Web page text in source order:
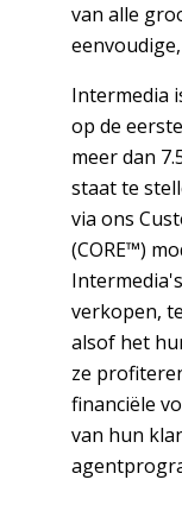
van alle
Intermedia
op de
meer dan
staat te
via ons
(CORE™)
verkopen,
alsof het
ze
financiële
van hun